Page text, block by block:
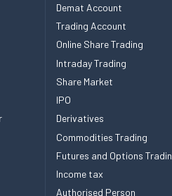
Demat Account
Trading Account
Online Share Trading
Intraday Trading
Share Market
IPO
Derivatives
Commodities Trading
Futures and Options
Income tax
Authorised Person